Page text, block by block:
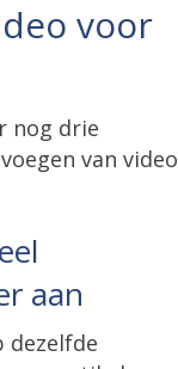
voor
nog drie
van video
aan
dezelfde